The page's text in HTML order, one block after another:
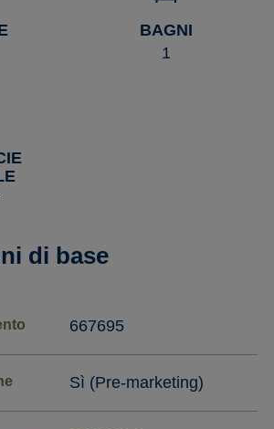
BAGNI
1
di base
667695
Sì (Pre-marketing)